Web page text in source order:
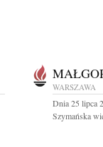
WARSZAWA
Dnia 25 lipca
Szymańska